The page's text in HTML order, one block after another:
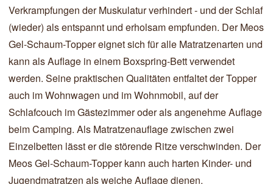
Verkrampfungen der Muskulatur verhindert - und der Schlaf
(wieder) als entspannt und erholsam empfunden. Der Meos
Gel-Schaum-Topper eignet sich für alle Matratzenarten und
kann als Auflage in einem Boxspring-Bett verwendet
werden. Seine praktischen Qualitäten entfaltet der Topper
auch im Wohnwagen und im Wohnmobil, auf der
Schlafcouch im Gästezimmer oder als angenehme Auflage
beim Camping. Als Matratzenauflage zwischen zwei
Einzelbetten lässt er die störende Ritze verschwinden. Der
Meos Gel-Schaum-Topper kann auch harten Kinder- und
Jugendmatratzen als weiche Auflage dienen.